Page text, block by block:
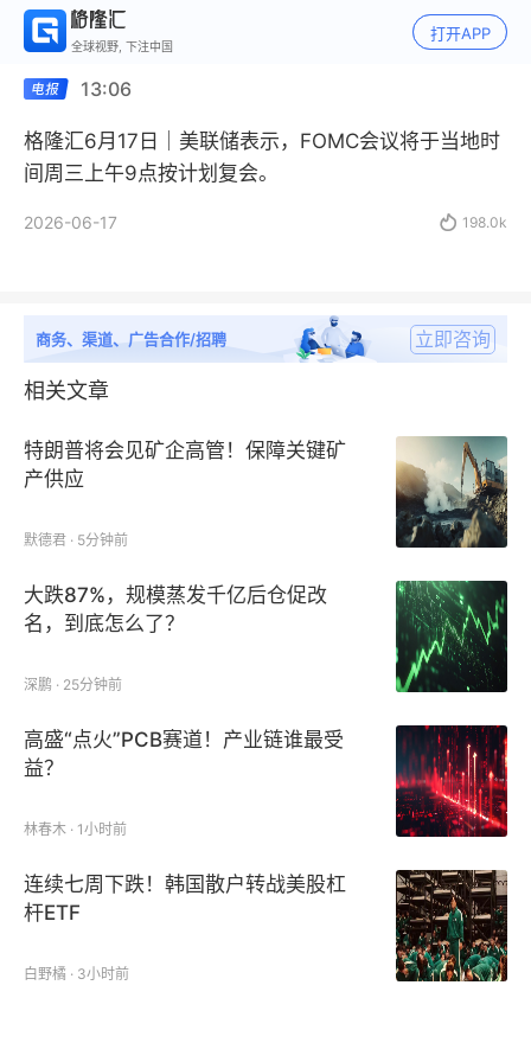
全球视野, 下注中国
打开APP
13:06
格隆汇6月17日｜美联储表示，FOMC会议将于当地时
间周三上午9点按计划复会。
2026-06-17  198.0k
商务、渠道、广告合作/招聘 立即咨询
相关文章
特朗普将会见矿企高管！保障关键矿
产供应
默德君 · 5分钟前
大跌87%，规模蒸发千亿后仓促改
名，到底怎么了？
深鹏 · 25分钟前
高盛“点火”PCB赛道！产业链谁最受
益？
林春木 · 1小时前
连续七周下跌！韩国散户转战美股杠
杆ETF
白野橘 · 3小时前